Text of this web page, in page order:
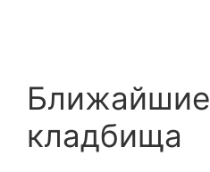
Ближайшие
кладбища